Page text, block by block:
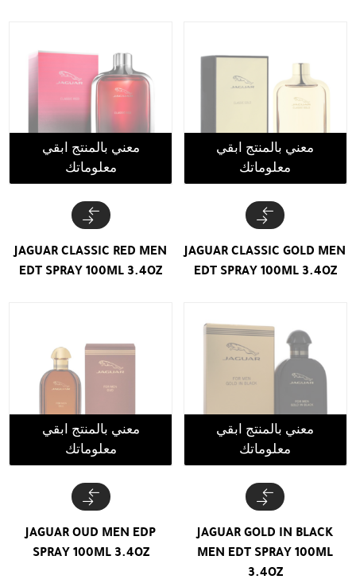
معني بالمنتج ابقي
معلوماتك
JAGUAR CLASSIC GOLD MEN
EDT SPRAY 100ML 3.4OZ
معني بالمنتج ابقي
معلوماتك
JAGUAR CLASSIC RED MEN
EDT SPRAY 100ML 3.4OZ
معني بالمنتج ابقي
معلوماتك
JAGUAR GOLD IN BLACK
MEN EDT SPRAY 100ML
3.4OZ
معني بالمنتج ابقي
معلوماتك
JAGUAR OUD MEN EDP
SPRAY 100ML 3.4OZ